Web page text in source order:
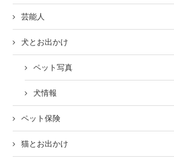
芸能人
犬とお出かけ
ペット写真
犬情報
ペット保険
猫とお出かけ